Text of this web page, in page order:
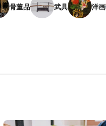
骨董品 武具 洋画